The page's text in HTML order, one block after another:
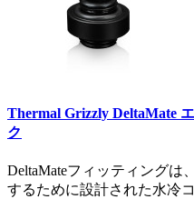
Thermal Grizzly DeltaMate
ク
DeltaMateフィッティングは
するために設計された水冷